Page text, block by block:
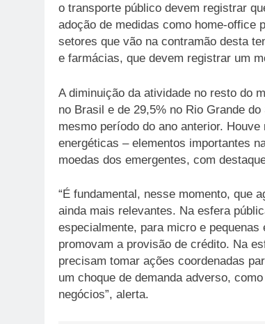
o transporte público devem registrar
adoção de medidas como home-office
setores que vão na contramão desta
e farmácias, que devem registrar um
A diminuição da atividade no resto do
no Brasil e de 29,5% no Rio Grande
mesmo período do ano anterior.
energéticas – elementos importantes
moedas dos emergentes, com
“É fundamental, nesse momento, que
ainda mais relevantes. Na esfera
especialmente, para micro e
promovam a provisão de crédito. Na
precisam tomar ações coordenadas
um choque de demanda adverso,
negócios”, alerta.